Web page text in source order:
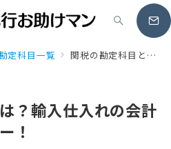
定科目一覧 関税の勘定科目とは？輸入仕入れの会計処理を完全マスター！
？輸入仕入れの会計
！